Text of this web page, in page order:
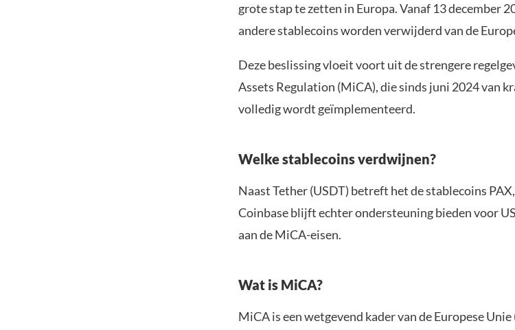
grote stap te zetten in Europa. Vanaf 13 december
andere stablecoins worden verwijderd van de
Deze beslissing vloeit voort uit de strengere
Assets Regulation (MiCA), die sinds juni 2024 van
volledig wordt geïmplementeerd.
Welke stablecoins verdwijnen?
Naast Tether (USDT) betreft het de stablecoins
Coinbase blijft echter ondersteuning bieden voor
aan de MiCA-eisen.
Wat is MiCA?
MiCA is een wetgevend kader van de Europese